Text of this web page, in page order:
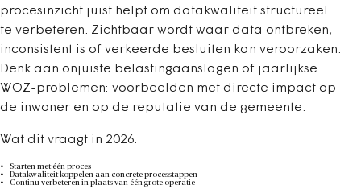
procesinzicht juist helpt om datakwaliteit structureel
te verbeteren. Zichtbaar wordt waar data ontbreken,
inconsistent is of verkeerde besluiten kan veroorzaken.
Denk aan onjuiste belastingaanslagen of jaarlijkse
WOZ-problemen: voorbeelden met directe impact op
de inwoner en op de reputatie van de gemeente.
Wat dit vraagt in 2026:
Starten met één proces
Datakwaliteit koppelen aan concrete processtappen
Continu verbeteren in plaats van één grote operatie